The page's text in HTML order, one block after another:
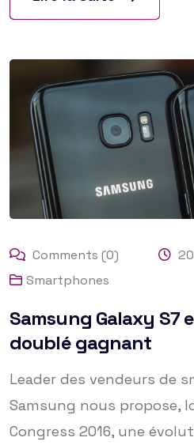
Comments (0)
Smartphones
Samsung Galaxy S7
doublé gagnant
Leader des vendeurs de
Samsung nous propose,
Congress 2016, une